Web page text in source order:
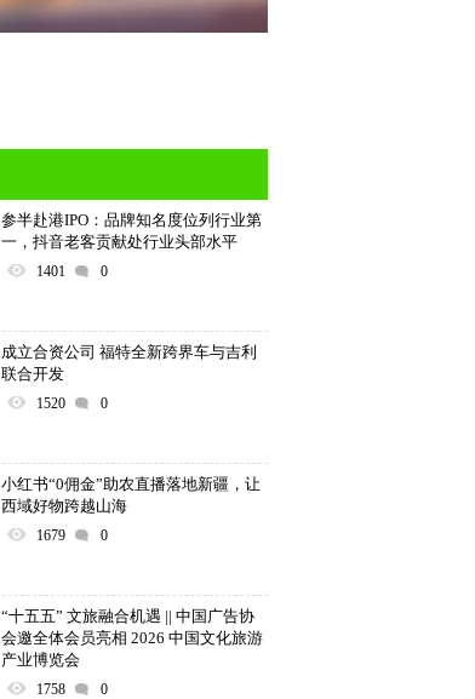
参半赴港IPO：品牌知名度位列行业第
一，抖音老客贡献处行业头部水平
1401 0
成立合资公司 福特全新跨界车与吉利
联合开发
1520 0
小红书“0佣金”助农直播落地新疆，让
西域好物跨越山海
1679 0
“十五五” 文旅融合机遇 || 中国广告协
会邀全体会员亮相 2026 中国文化旅游
产业博览会
1758 0